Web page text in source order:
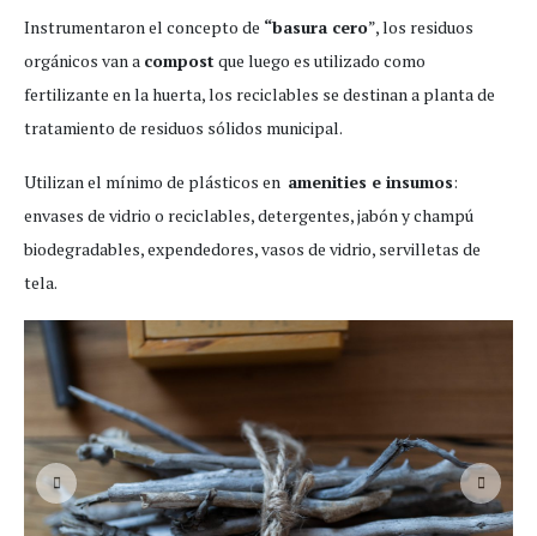
Instrumentaron el concepto de “basura cero”, los residuos
orgánicos van a compostque luego es utilizado como
fertilizante en la huerta, los reciclables se destinan a planta de
tratamiento de residuos sólidos municipal.
Utilizan el mínimo de plásticos en amenities e insumos:
envases de vidrio o reciclables, detergentes, jabón y champú
biodegradables, expendedores, vasos de vidrio, servilletas de
tela.